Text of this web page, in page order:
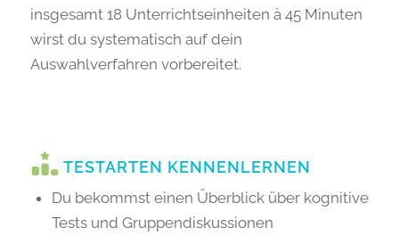
insgesamt 18 Unterrichts­einheiten à 45 Minuten
wirst du systematisch auf dein
Auswahlverfahren vorbereitet.
TESTARTEN KENNENLERNEN
Du bekommst einen Überblick über kognitive
Tests und Gruppendiskussionen